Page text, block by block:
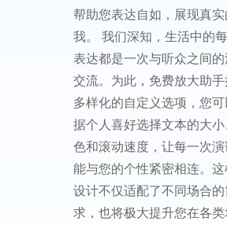
帮助您表达自如，展现真实
我。 我们深知，生活中的
表达都是一次与听众之间的
交流。为此，免费放大助
多样化的自定义选项，您可
据个人喜好选择文本的大小
色和滚动速度，让每一次
能与您的个性紧密相连。这
设计不仅适配了不同场合的
求，也将极大提升您在各类